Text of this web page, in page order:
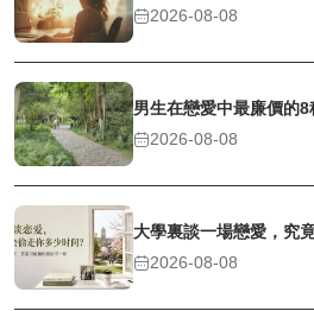
2026-08-08
男生在戀愛中最廉價的
2026-08-08
大學裏談一場戀愛，究
2026-08-08